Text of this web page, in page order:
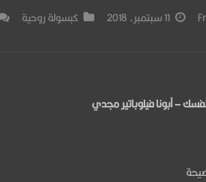
11 سبتمبر، 2018 كبسولة روحية
– أبونا فيلوباتير مجدي